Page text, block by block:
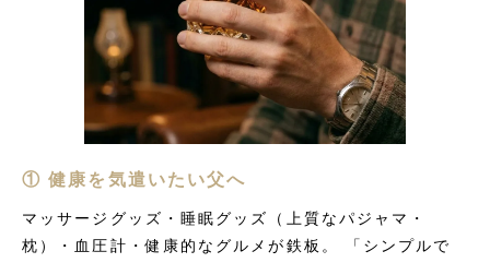
① 健康を気遣いたい父へ
マッサージグッズ・睡眠グッズ（上質なパジャマ・
枕）・血圧計・健康的なグルメが鉄板。 「シンプルで